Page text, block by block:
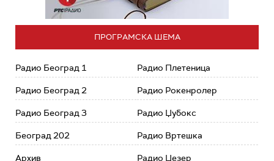
ПРОГРАМСКА ШЕМА
Радио Београд 1
Радио Београд 2
Радио Београд 3
Београд 202
Архив
Радио Плетеница
Радио Рокенролер
Радио Џубокс
Радио Вртешка
Радио Џезер